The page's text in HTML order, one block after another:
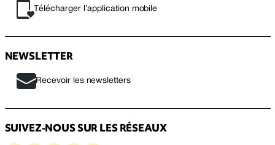
Télécharger l’application mobile
NEWSLETTER
Recevoir les newsletters
SUIVEZ-NOUS SUR LES RÉSEAUX